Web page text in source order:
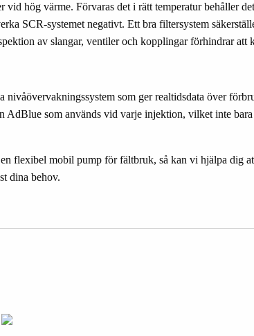
hög värme. Förvaras det i rätt temperatur behåller
SCR-systemet negativt. Ett bra filtersystem
av slangar, ventiler och kopplingar förhindrar att
som ger realtidsdata över
som används vid varje injektion, vilket inte
flexibel mobil pump för fältbruk, så kan vi hjälpa dig
dina behov.